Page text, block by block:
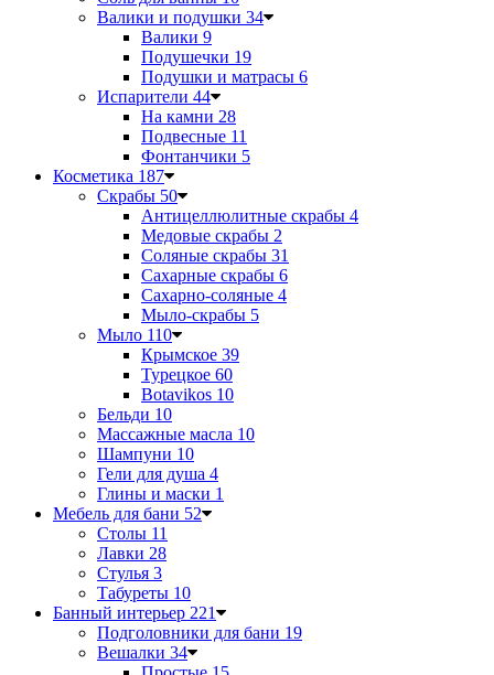
Валики и подушки 34
Валики 9
Подушечки 19
Подушки и матрасы 6
Испарители 44
На камни 28
Подвесные 11
Фонтанчики 5
Косметика 187
Скрабы 50
Антицеллюлитные скрабы 4
Медовые скрабы 2
Соляные скрабы 31
Сахарные скрабы 6
Сахарно-соляные 4
Мыло-скрабы 5
Мыло 110
Крымское 39
Турецкое 60
Botavikos 10
Бельди 10
Массажные масла 10
Шампуни 10
Гели для душа 4
Глины и маски 1
Мебель для бани 52
Столы 11
Лавки 28
Стулья 3
Табуреты 10
Банный интерьер 221
Подголовники для бани 19
Вешалки 34